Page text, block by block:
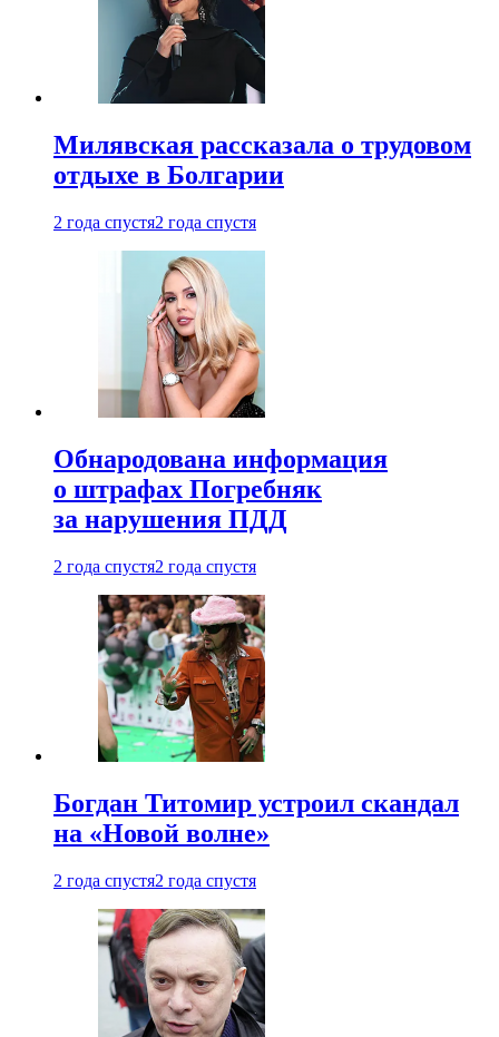
Милявская рассказала о трудовом
отдыхе в Болгарии
2 года спустя2 года спустя
Обнародована информация
о штрафах Погребняк
за нарушения ПДД
2 года спустя2 года спустя
Богдан Титомир устроил скандал
на «Новой волне»
2 года спустя2 года спустя